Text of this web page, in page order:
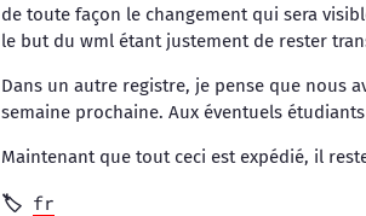
de toute façon le changement qui sera
le but du wml étant justement de rester
Dans un autre registre, je pense que nous
semaine prochaine. Aux éventuels
Maintenant que tout ceci est expédié, il
fr